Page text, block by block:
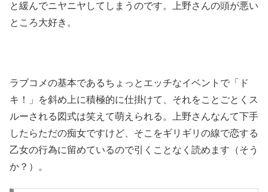
と緩んでニヤニヤしてしまうのです。上野さんの頭が悪い
ところ大好き。
ラブコメの基本であるちょっとエッチなイベントで「ド
キ！」を斜め上に積極的に仕掛けて、それをことごとくス
ルーされる図式は笑えて萌えられる。上野さんなんて下手
したらただの痴女ですけど、そこをギリギリの線で恋する
乙女の行為に留めているので引くことなく読めます（そう
か？）。